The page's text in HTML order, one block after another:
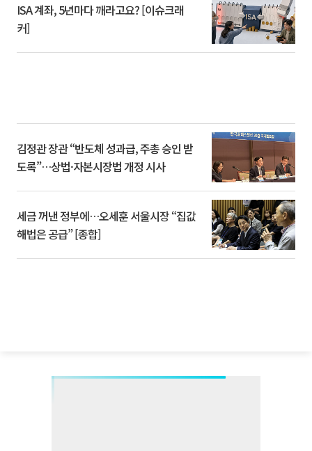
ISA 계좌, 5년마다 깨라고요? [이슈크래
커]
김정관 장관 “반도체 성과급, 주총 승인 받
도록”…상법·자본시장법 개정 시사
세금 꺼낸 정부에…오세훈 서울시장 “집값
해법은 공급” [종합]